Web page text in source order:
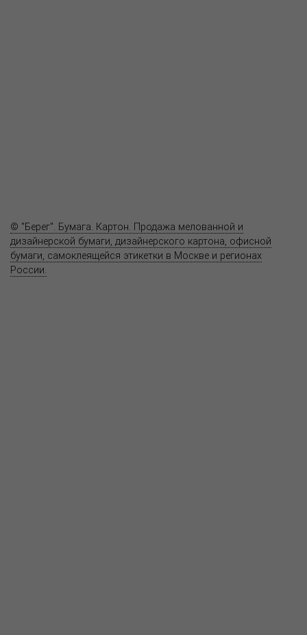
© "Берег". Бумага. Картон. Продажа мелованной и
дизайнерской бумаги, дизайнерского картона, офисной
бумаги, самоклеящейся этикетки в Москве и регионах
России.